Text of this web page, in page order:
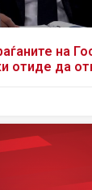
на
отиде да